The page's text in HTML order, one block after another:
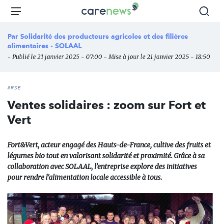
Aller
principal
Carenews,
média
acteurs
Menu
Par Solidarité des producteurs agricoles et des filières
alimentaires - SOLAAL
- Publié le 21 janvier 2025 - 07:00 - Mise à jour le 21 janvier 2025 - 18:50
#RSE
Ventes solidaires : zoom sur Fort et
Vert
Fort&Vert, acteur engagé des Hauts-de-France, cultive des fruits et
légumes bio tout en valorisant solidarité et proximité. Grâce à sa
collaboration avec SOLAAL, l’entreprise explore des initiatives
pour rendre l’alimentation locale accessible à tous.